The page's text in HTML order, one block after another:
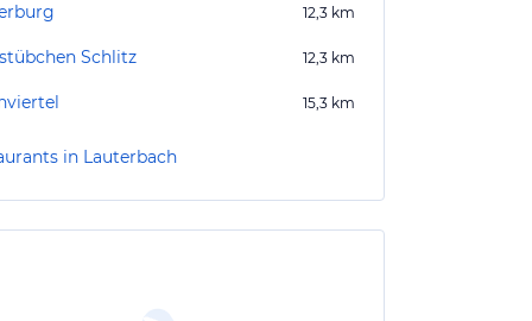
12,3 km
Schlitz 12,3 km
15,3 km
in Lauterbach